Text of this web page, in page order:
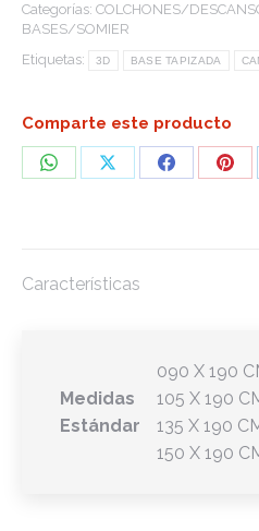
Categorías: COLCHONES/
BASES/SOMIER
Etiquetas:
3D BASE TAPIZADA
Comparte este producto
Share
Share
Share
Características
Medidas
Estándar
090 X 190
105 X 190
135 X 190
150 X 190